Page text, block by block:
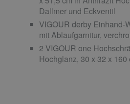
Dallmer und Eckventil
VIGOUR derby Einhand-
mit Ablaufgarnitur,
2 VIGOUR one
Hochglanz, 30 x 32 x 160